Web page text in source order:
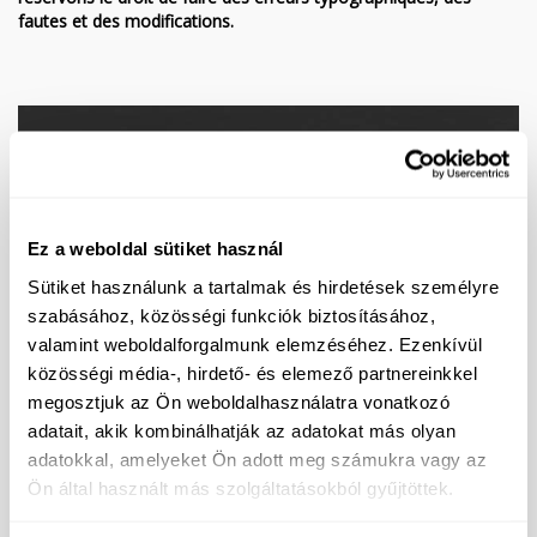
Ez a weboldal sütiket használ
Sütiket használunk a tartalmak és hirdetések személyre
szabásához, közösségi funkciók biztosításához,
valamint weboldalforgalmunk elemzéséhez. Ezenkívül
közösségi média-, hirdető- és elemező partnereinkkel
megosztjuk az Ön weboldalhasználatra vonatkozó
adatait, akik kombinálhatják az adatokat más olyan
adatokkal, amelyeket Ön adott meg számukra vagy az
Ön által használt más szolgáltatásokból gyűjtöttek.
fautes et des modifications.
Demandez notre offre spéciale !